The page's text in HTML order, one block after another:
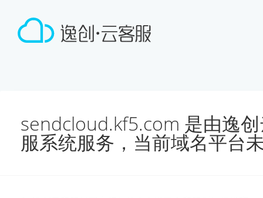
sendcloud.kf5.com 是由逸
服系统服务，当前域名平台